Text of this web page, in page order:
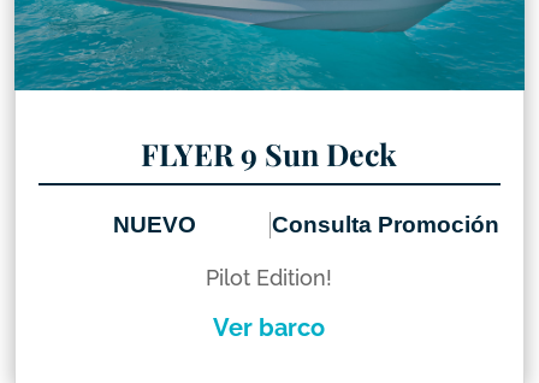
FLYER 9 Sun Deck
NUEVO Consulta Promoción
Pilot Edition!
Ver barco